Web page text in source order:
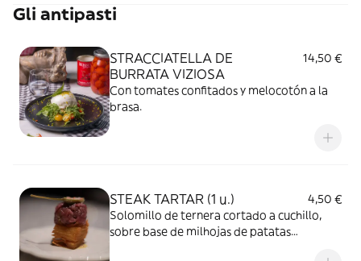
Gli antipasti
STRACCIATELLA DE
BURRATA VIZIOSA
14,50 €
Con tomates confitados y melocotón a la
brasa.
STEAK TARTAR (1 u.)
4,50 €
Solomillo de ternera cortado a cuchillo,
sobre base de milhojas de patatas